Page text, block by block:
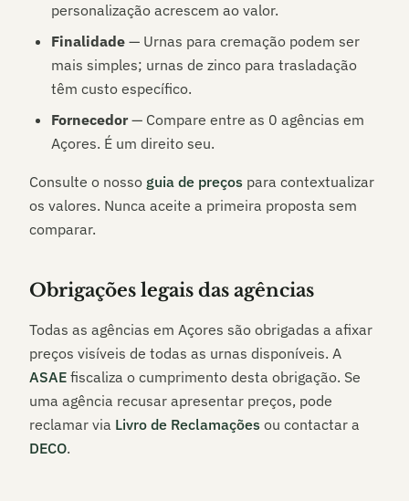
personalização acrescem ao valor.
Finalidade — Urnas para cremação podem ser
mais simples; urnas de zinco para trasladação
têm custo específico.
Fornecedor — Compare entre as 0 agências em
Açores. É um direito seu.
Consulte o nosso guia de preços para contextualizar
os valores. Nunca aceite a primeira proposta sem
comparar.
Obrigações legais das agências
Todas as agências em Açores são obrigadas a afixar
preços visíveis de todas as urnas disponíveis. A
ASAE fiscaliza o cumprimento desta obrigação. Se
uma agência recusar apresentar preços, pode
reclamar via Livro de Reclamações ou contactar a
DECO.